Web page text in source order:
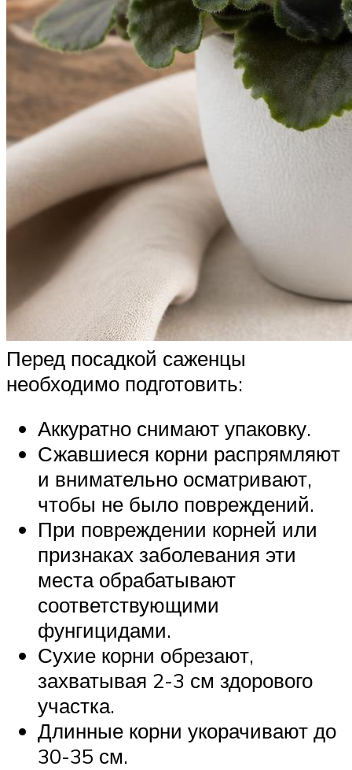
Перед посадкой саженцы
необходимо подготовить:
Аккуратно снимают упаковку.
Сжавшиеся корни распрямляют
и внимательно осматривают,
чтобы не было повреждений.
При повреждении корней или
признаках заболевания эти
места обрабатывают
соответствующими
фунгицидами.
Сухие корни обрезают,
захватывая 2-3 см здорового
участка.
Длинные корни укорачивают до
30-35 см.